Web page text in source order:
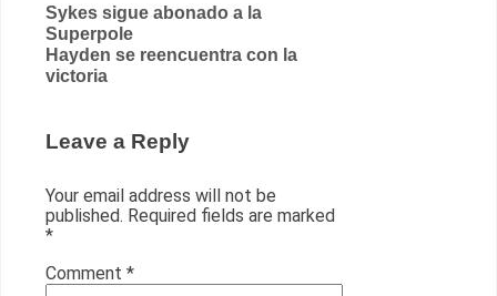
Post
navigation
Sykes sigue abonado a la
Superpole
Hayden se reencuentra con la
victoria
Leave a Reply
Your email address will not be
published. Required fields are marked
*
Comment *